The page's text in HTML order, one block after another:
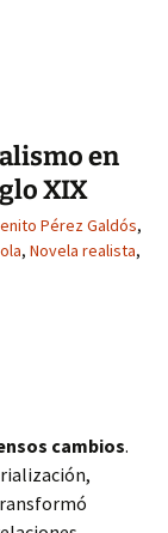
en
XIX
Pérez Galdós,
, Novela realista,
cambios.